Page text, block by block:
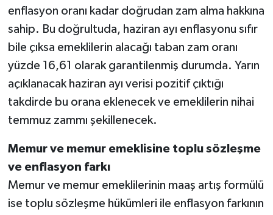
enflasyon oranı kadar doğrudan zam alma hakkına
sahip. Bu doğrultuda, haziran ayı enflasyonu sıfır
bile çıksa emeklilerin alacağı taban zam oranı
yüzde 16,61 olarak garantilenmiş durumda. Yarın
açıklanacak haziran ayı verisi pozitif çıktığı
takdirde bu orana eklenecek ve emeklilerin nihai
temmuz zammı şekillenecek.
Memur ve memur emeklisine toplu sözleşme
ve enflasyon farkı
Memur ve memur emeklilerinin maaş artış formülü
ise toplu sözleşme hükümleri ile enflasyon farkının